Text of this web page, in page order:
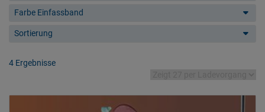
Farbe Einfassband
Sortierung
4 Ergebnisse